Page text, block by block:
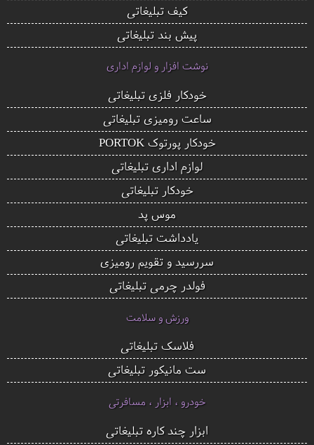
کیف تبلیغاتی
پیش بند تبلیغاتی
نوشت افزار و لوازم اداری
خودکار فلزی تبلیغاتی
ساعت رومیزی تبلیغاتی
خودکار پورتوک PORTOK
لوازم اداری تبلیغاتی
خودکار تبلیغاتی
موس پد
یادداشت تبلیغاتی
سررسید و تقویم رومیزی
فولدر چرمی تبلیغاتی
ورزش و سلامت
فلاسک تبلیغاتی
ست مانیکور تبلیغاتی
خودرو ، ابزار ، مسافرتی
ابزار چند کاره تبلیغاتی